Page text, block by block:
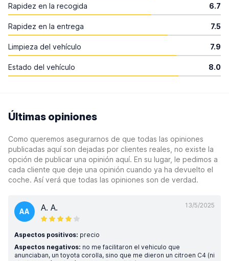
Rapidez en la recogida 6.7
Rapidez en la entrega 7.5
Limpieza del vehículo 7.9
Estado del vehículo 8.0
Últimas opiniones
Como queremos asegurarnos de que todas las opiniones
publicadas aquí son dejadas por clientes reales, no existe la
opción de publicar una opinión aquí. En su lugar, le pedimos a
cada cliente que deje una opinión cuando ya ha devuelto el
coche. Así verá que todas las opiniones son de verdad.
13/5/2025
AA A. A.
Aspectos positivos: precio
Aspectos negativos: no me facilitaron el vehiculo que
anunciaban, un toyota corolla, sino que me dieron un citroen C4 (ni